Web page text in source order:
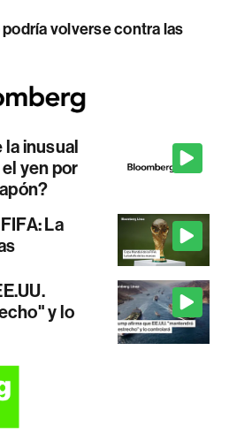
volverse contra las
la inusual
yen por
La
y lo